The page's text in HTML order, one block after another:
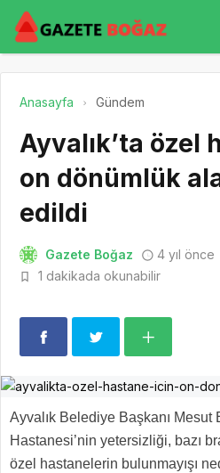
Anasayfa Gündem
Ayvalık’ta özel
on dönümlük
edildi
Gazete Boğaz 4 yıl önce
1 dakikada okunabilir
Ayvalık Belediye Başkanı Mesut
Hastanesi’nin yetersizliği, bazı
özel hastanelerin bulunmayışı